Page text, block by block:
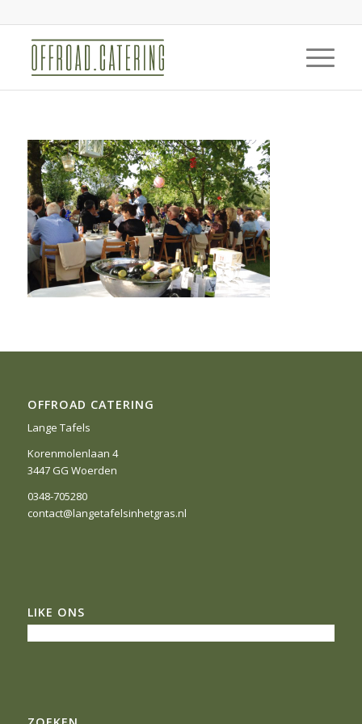
OFFROAD CATERING
Lange Tafels
Korenmolenlaan 4
3447 GG Woerden
0348-705280
contact@langetafelsinhetgras.nl
LIKE ONS